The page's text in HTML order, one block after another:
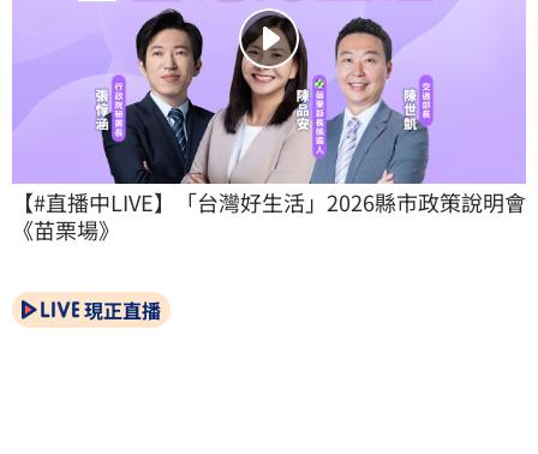
【#直播中LIVE】「台灣好生活」2026縣市政策說明會
《苗栗場》
現正直播